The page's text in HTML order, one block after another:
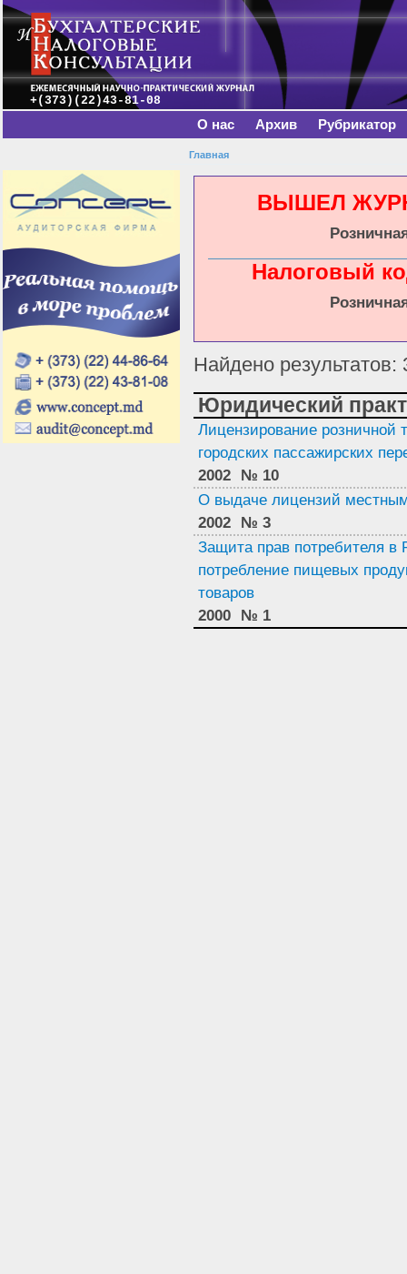
+(373)(22)43-81-08
Главное меню
О нас Архив Рубрикатор
Вы здесь
Главная
ВЫШЕЛ
Налоговый
Найдено результатов:
Юридический
Лицензирование розничной
городских пассажирских
2002 № 10
О выдаче лицензий
2002 № 3
Защита прав потребителя в
потребление пищевых
товаров
2000 № 1